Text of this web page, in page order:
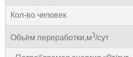
Кол-во человек
Объём переработки,м3/сут